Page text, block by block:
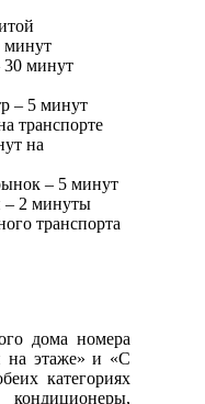
минут
30 минут
– 5 минут
транспорте
на
– 5 минут
– 2 минуты
транспорта
дома номера
на этаже» и «С
категориях
кондиционеры,